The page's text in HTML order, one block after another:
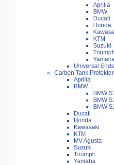
Aprilia
BMW
Ducati
Honda
KTM
Suzuki
Triumph
Universal
Carbon Tank
Aprilia
BMW
BMW
BMW
BMW
Ducati
Honda
Kawasaki
KTM
MV Agusta
Suzuki
Triumph
Yamaha